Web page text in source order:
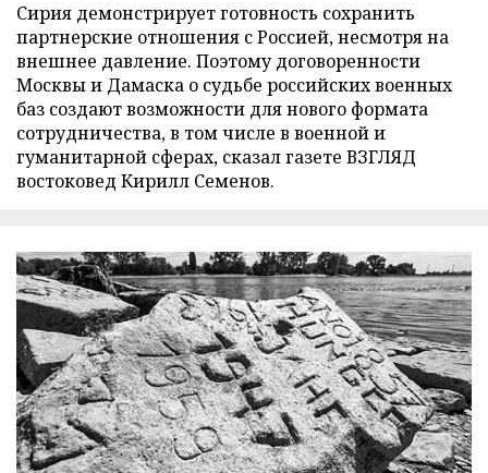
Сирия демонстрирует готовность сохранить
партнерские отношения с Россией, несмотря на
внешнее давление. Поэтому договоренности
Москвы и Дамаска о судьбе российских военных
баз создают возможности для нового формата
сотрудничества, в том числе в военной и
гуманитарной сферах, сказал газете ВЗГЛЯД
востоковед Кирилл Семенов.